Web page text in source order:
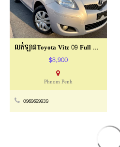
លក់ឡានToyota Vitz 09 Full Option
$8,900
Phnom Penh
0969699939